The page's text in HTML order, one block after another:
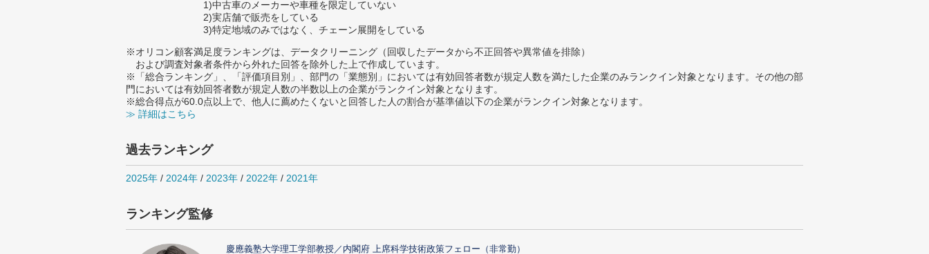
1)中古車のメーカーや車種を限定していない
2)実店舗で販売をしている
3)特定地域のみではなく、チェーン展開をしている
※オリコン顧客満足度ランキングは、データクリーニング（回収したデータから不正回答や異常値を排除）
および調査対象者条件から外れた回答を除外した上で作成しています。
※「総合ランキング」、「評価項目別」、部門の「業態別」においては有効回答者数が規定人数を満たした企業のみランクイン対象となります。その他の部
門においては有効回答者数が規定人数の半数以上の企業がランクイン対象となります。
※総合得点が60.0点以上で、他人に薦めたくないと回答した人の割合が基準値以下の企業がランクイン対象となります。
≫ 詳細はこちら
過去ランキング
2025年 / 2024年 / 2023年 / 2022年 / 2021年
ランキング監修
慶應義塾大学理工学部教授／内閣府 上席科学技術政策フェロー（非常勤）